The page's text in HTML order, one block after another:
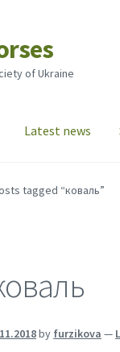
of Ukraine
Latest news
tagged “коваль”
by furzikova —